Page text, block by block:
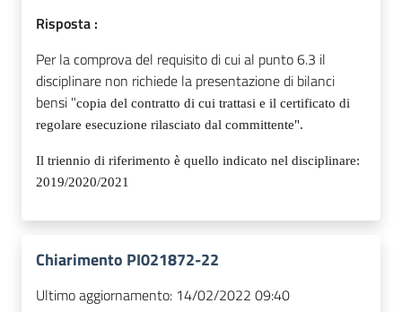
Risposta :
Per la comprova del requisito di cui al punto 6.3 il
disciplinare non richiede la presentazione di bilanci
bensi "copia del contratto di cui trattasi e il certificato di
regolare esecuzione rilasciato dal committente".
Il triennio di riferimento è quello indicato nel disciplinare:
2019/2020/2021
Chiarimento PI021872-22
Ultimo aggiornamento: 14/02/2022 09:40